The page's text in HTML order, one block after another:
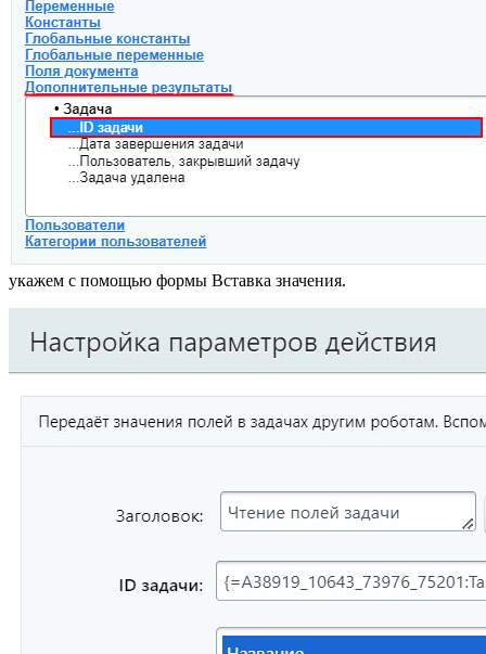
укажем с помощью формы Вставка значения.